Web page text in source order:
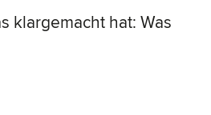
klargemacht hat: Was